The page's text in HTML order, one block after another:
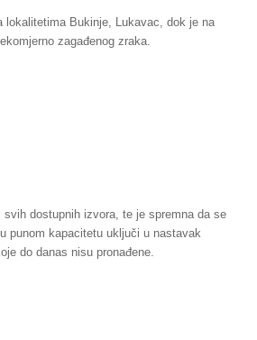
lokalitetima Bukinje, Lukavac, dok je na
zagađenog zraka.
dostupnih izvora, te je spremna da se
punom kapacitetu uključi u nastavak
do danas nisu pronađene.